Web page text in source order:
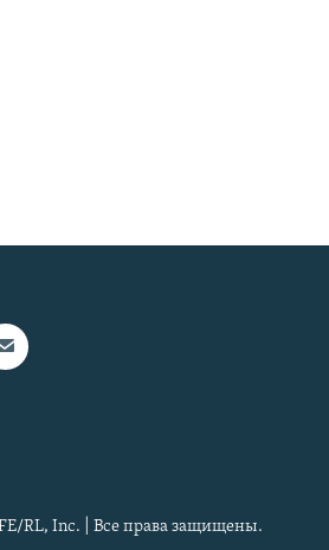
RL, Inc. | Все права защищены.